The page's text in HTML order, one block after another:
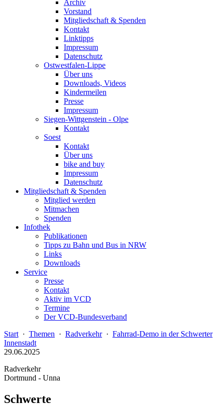
Archiv
Vorstand
Mitgliedschaft & Spenden
Kontakt
Linktipps
Impressum
Datenschutz
Ostwestfalen-Lippe
Über uns
Downloads, Videos
Kindermeilen
Presse
Impressum
Siegen-Wittgenstein - Olpe
Kontakt
Soest
Kontakt
Über uns
bike and buy
Impressum
Datenschutz
Mitgliedschaft & Spenden
Mitglied werden
Mitmachen
Spenden
Infothek
Publikationen
Tipps zu Bahn und Bus in NRW
Links
Downloads
Service
Presse
Kontakt
Aktiv im VCD
Termine
Der VCD-Bundesverband
Start · Themen · Radverkehr· Fahrrad-Demo in der Schwerter
Innenstadt
29.06.2025
Radverkehr
Dortmund - Unna
Schwerte